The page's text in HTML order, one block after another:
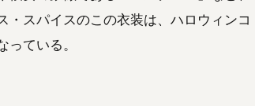
・スパイスのこの衣装は、ハロウィンコ
ている。